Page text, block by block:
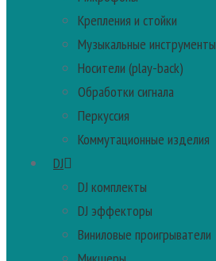
Крепления и стойки
Музыкальные инструменты
Носители (play-back)
Обработки сигнала
Перкуссия
Коммутационные изделия
DJ
DJ комплекты
DJ эффекторы
Виниловые проигрыватели